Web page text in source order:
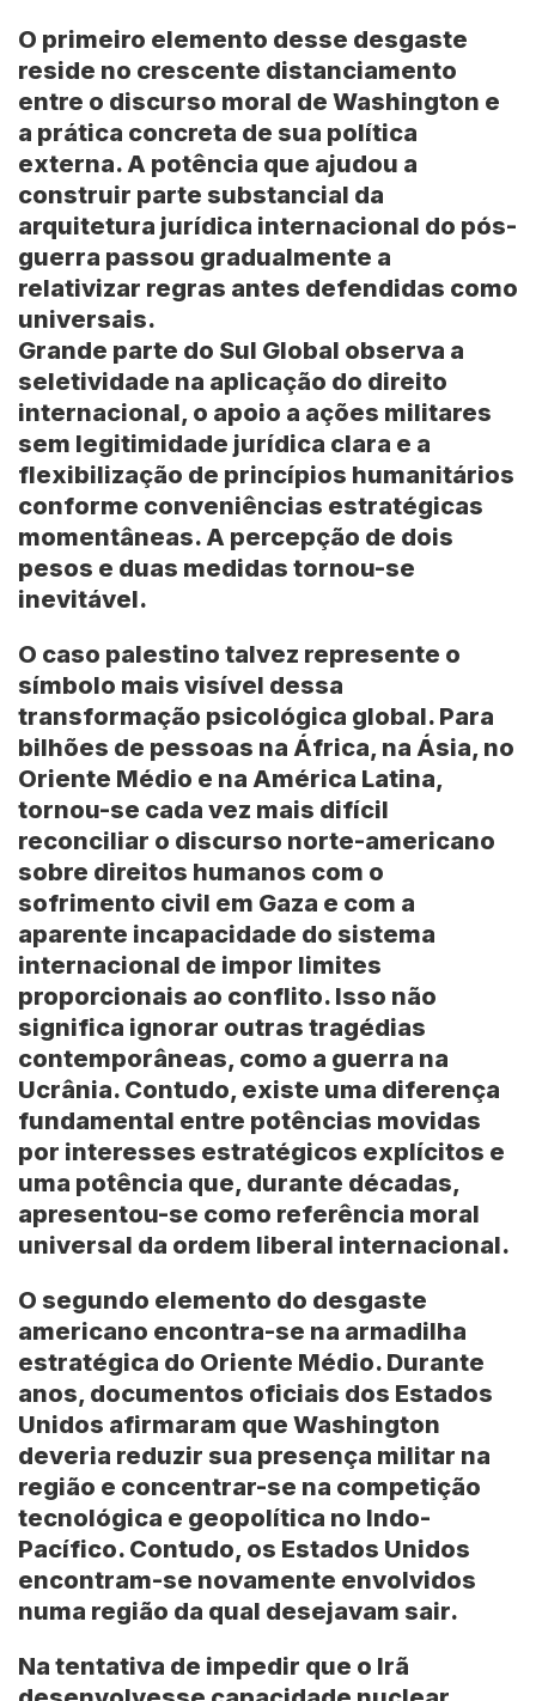
O primeiro elemento desse desgaste
reside no crescente distanciamento
entre o discurso moral de Washington e
a prática concreta de sua política
externa. A potência que ajudou a
construir parte substancial da
arquitetura jurídica internacional do pós-
guerra passou gradualmente a
relativizar regras antes defendidas como
universais.
Grande parte do Sul Global observa a
seletividade na aplicação do direito
internacional, o apoio a ações militares
sem legitimidade jurídica clara e a
flexibilização de princípios humanitários
conforme conveniências estratégicas
momentâneas. A percepção de dois
pesos e duas medidas tornou-se
inevitável.
O caso palestino talvez represente o
símbolo mais visível dessa
transformação psicológica global. Para
bilhões de pessoas na África, na Ásia, no
Oriente Médio e na América Latina,
tornou-se cada vez mais difícil
reconciliar o discurso norte-americano
sobre direitos humanos com o
sofrimento civil em Gaza e com a
aparente incapacidade do sistema
internacional de impor limites
proporcionais ao conflito. Isso não
significa ignorar outras tragédias
contemporâneas, como a guerra na
Ucrânia. Contudo, existe uma diferença
fundamental entre potências movidas
por interesses estratégicos explícitos e
uma potência que, durante décadas,
apresentou-se como referência moral
universal da ordem liberal internacional.
O segundo elemento do desgaste
americano encontra-se na armadilha
estratégica do Oriente Médio. Durante
anos, documentos oficiais dos Estados
Unidos afirmaram que Washington
deveria reduzir sua presença militar na
região e concentrar-se na competição
tecnológica e geopolítica no Indo-
Pacífico. Contudo, os Estados Unidos
encontram-se novamente envolvidos
numa região da qual desejavam sair.
Na tentativa de impedir que o Irã